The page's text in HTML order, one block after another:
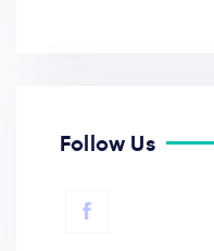
Follow Us